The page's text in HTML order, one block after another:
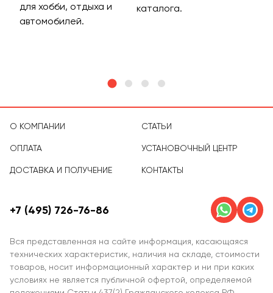
для хобби, отдыха и
автомобилей.
каталога.
О КОМПАНИИ
ОПЛАТА
ДОСТАВКА И ПОЛУЧЕНИЕ
СТАТЬИ
УСТАНОВОЧНЫЙ ЦЕНТР
КОНТАКТЫ
Вся представленная на сайте информация, касающаяся
технических характеристик, наличия на складе, стоимости
товаров, носит информационный характер и ни при каких
условиях не является публичной офертой, определяемой
+7 (495) 726-76-86